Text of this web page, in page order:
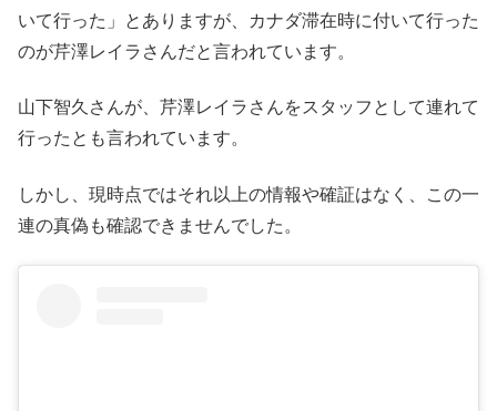
いて行った」とありますが、カナダ滞在時に付いて行った
のが芹澤レイラさんだと言われています。
山下智久さんが、芹澤レイラさんをスタッフとして連れて
行ったとも言われています。
しかし、現時点ではそれ以上の情報や確証はなく、この一
連の真偽も確認できませんでした。